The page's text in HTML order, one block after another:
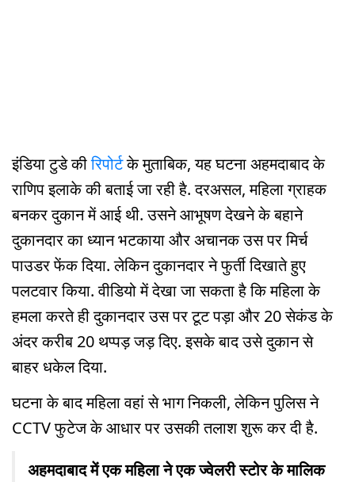
इंडिया टुडे कीरिपोर्टके मुताबिक, यह घटना अहमदाबाद के
राणिप इलाके की बताई जा रही है. दरअसल, महिला ग्राहक
बनकर दुकान में आई थी. उसने आभूषण देखने के बहाने
दुकानदार का ध्यान भटकाया और अचानक उस पर मिर्च
पाउडर फेंक दिया. लेकिन दुकानदार ने फुर्ती दिखाते हुए
पलटवार किया. वीडियो में देखा जा सकता है कि महिला के
हमला करते ही दुकानदार उस पर टूट पड़ा और 20 सेकंड के
अंदर करीब 20 थप्पड़ जड़ दिए. इसके बाद उसे दुकान से
बाहर धकेल दिया.
घटना के बाद महिला वहां से भाग निकली, लेकिन पुलिस ने
CCTV फुटेज के आधार पर उसकी तलाश शुरू कर दी है.
अहमदाबाद में एक महिला ने एक ज्वेलरी स्टोर के मालिक